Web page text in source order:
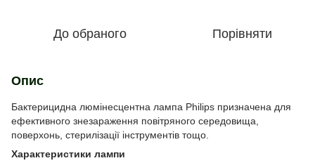
До обраного Порівняти
Опис
Бактерицидна люмінесцентна лампа Philips призначена для
ефективного знезараження повітряного середовища,
поверхонь, стерилізації інструментів тощо.
Характеристики лампи